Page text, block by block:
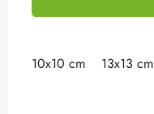
10x10 cm 13x13 cm